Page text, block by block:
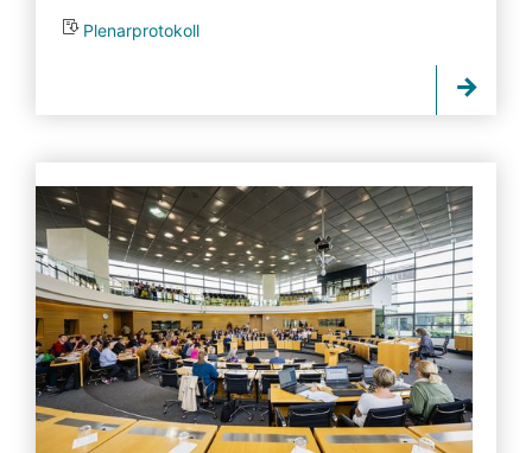
Plenarprotokoll